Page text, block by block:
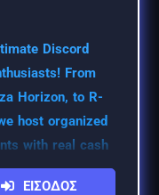
Discord
From
Horizon, to R-
host organized
with real cash
ΕΙΣΟΔΟΣ